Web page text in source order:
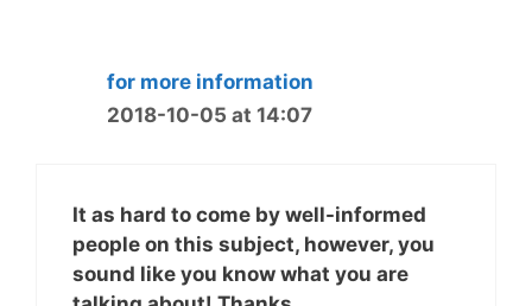
for more information
2018-10-05 at 14:07
It as hard to come by well-informed
people on this subject, however, you
sound like you know what you are